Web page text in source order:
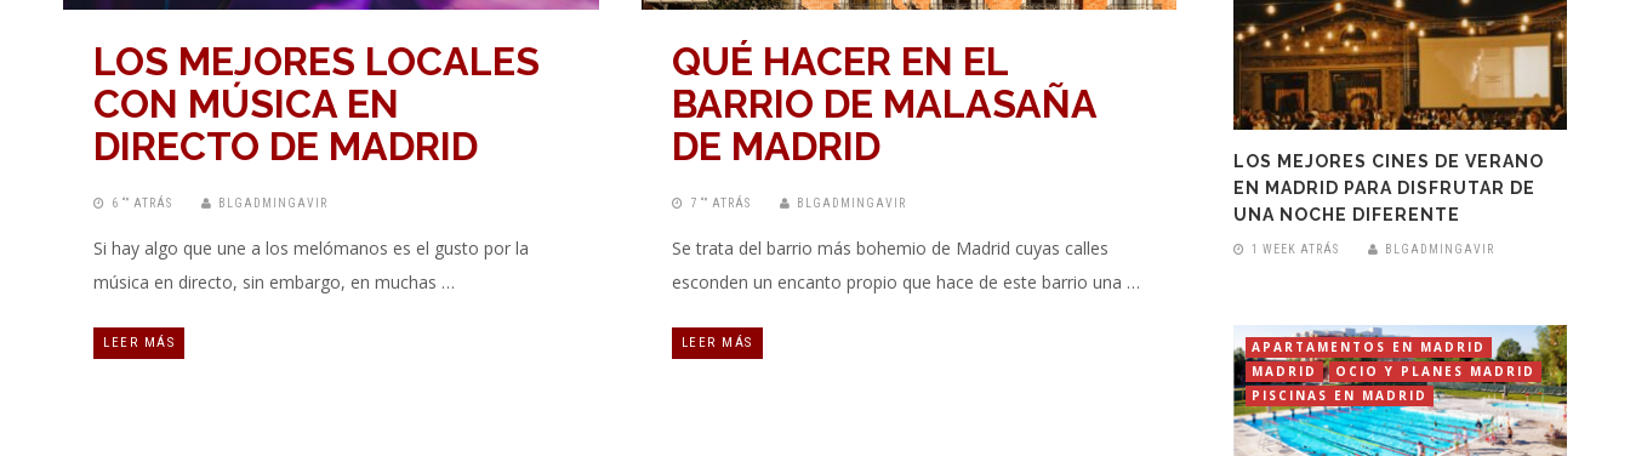
LOS MEJORES LOCALES
CON MÚSICA EN
DIRECTO DE MADRID
6 “” ATRÁS BLGADMINGAVIR
Si hay algo que une a los melómanos es el gusto por la
música en directo, sin embargo, en muchas …
LEER MÁS
QUÉ HACER EN EL
BARRIO DE MALASAÑA
DE MADRID
7 “” ATRÁS BLGADMINGAVIR
Se trata del barrio más bohemio de Madrid cuyas calles
esconden un encanto propio que hace de este barrio una …
LEER MÁS
LOS MEJORES CINES DE VERANO
EN MADRID PARA DISFRUTAR DE
UNA NOCHE DIFERENTE
1 WEEK ATRÁS BLGADMINGAVIR
APARTAMENTOS EN MADRID
MADRID
OCIO Y PLANES MADRID
PISCINAS EN MADRID